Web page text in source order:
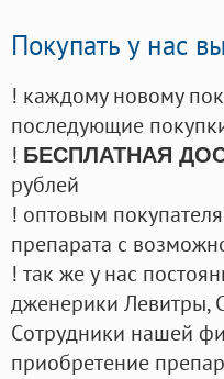
Покупать у нас
! каждому новому
последующие
! БЕСПЛАТНАЯ
рублей
! оптовым
препарата с
! так же у нас
дженерики Левитры,
Cотрудники нашей
приобретение